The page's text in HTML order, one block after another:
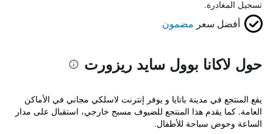
تسجيل المغادرة.
أفضل سعر مضمون
حول لاكانا بوول سايد ريزورت
يقع المنتجع في مدينة باتايا و يوفر إنترنت لاسلكي مجاني في الأماكن
العامة. كما يقدم هذا المنتجع للضيوف مسبح خارجي، استقبال على مدار
الساعة وحوض سباحة للأطفال.